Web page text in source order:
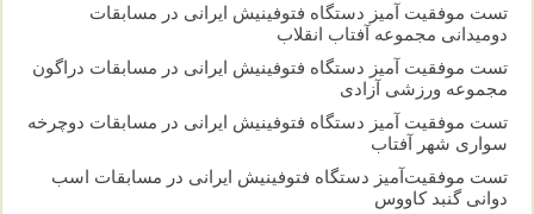
تست موفقیت آمیز دستگاه فتوفینیش ایرانی در مسابقات
دومیدانی مجموعه آفتاب انقلاب
تست موفقیت آمیز دستگاه فتوفینیش ایرانی در مسابقات دراگون
مجموعه ورزشی آزادی
تست موفقیت آمیز دستگاه فتوفینیش ایرانی در مسابقات دوچرخه
سواری شهر آفتاب
تست موفقیت‌آمیز دستگاه فتوفینیش ایرانی در مسابقات اسب
دوانی گنبد کاووس